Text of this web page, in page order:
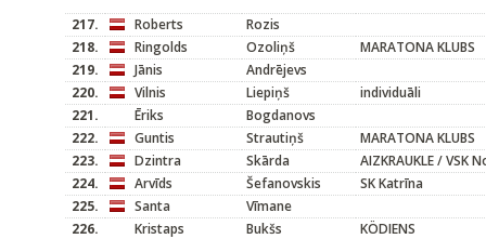
217.
Roberts
Rozis
218.
Ringolds Ozoliņš
MARATONA KLUBS
219.
Jānis
Andrējevs
220.
Vilnis Liepiņš
individuāli
221.
Ēriks
Bogdanovs
222.
Guntis Strautiņš
MARATONA KLUBS
223.
Dzintra Skārda
AIZKRAUKLE / VSK
224.
Arvīds Šefanovskis
SK Katrīna
225.
Santa
Vīmane
226.
Kristaps Bukšs
KÖDIENS